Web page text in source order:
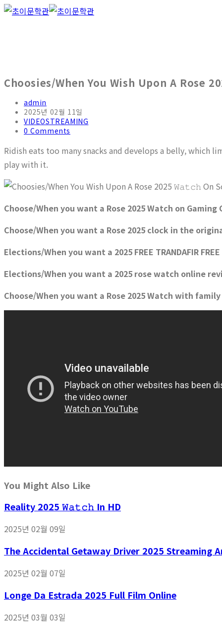
Choosies/When You Wish Upon A Rose
admin
2025년 02월 11일
VIDEOSTREAMING
0 Comments
Ridish eats too many snacks and develops a belly,
play with it.
Choose/When you want a Rose 2025 Watch on Gaming
Choose/When you want a Rose 2025 clock in the
Elections/When you want a 2025 FREE TRANDAFIR FREE
Elections/When you want a 2025 rose watch online
Choose/When you want a Rose 2025 Watch with family
You Might Also Like
Reality 2025 𝚆𝚊𝚝𝚌𝚑 In HD
2025년 02월 09일
The Accidental Getaway Driver 2025 Streaming
2025년 02월 07일
Longe Da Estrada 2025 Full Film Online
2025년 03월 03일